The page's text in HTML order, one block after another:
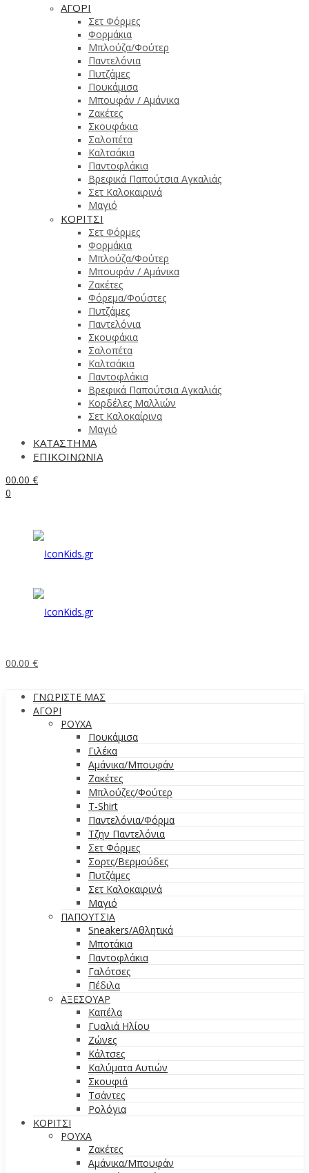
ΑΓΟΡΙ
Σετ Φόρμες
Φορμάκια
Μπλούζα/Φούτερ
Παντελόνια
Πυτζάμες
Πουκάμισα
Μπουφάν / Αμάνικα
Ζακέτες
Σκουφάκια
Σαλοπέτα
Καλτσάκια
Παντοφλάκια
Βρεφικά Παπούτσια Αγκαλιάς
Σετ Καλοκαιρινά
Μαγιό
ΚΟΡΙΤΣΙ
Σετ Φόρμες
Φορμάκια
Μπλούζα/Φούτερ
Μπουφάν / Αμάνικα
Ζακέτες
Φόρεμα/Φούστες
Πυτζάμες
Παντελόνια
Σκουφάκια
Σαλοπέτα
Καλτσάκια
Παντοφλάκια
Βρεφικά Παπούτσια Αγκαλιάς
Κορδέλες Μαλλιών
Σετ Καλοκαίρινα
Μαγιό
ΚΑΤΑΣΤΗΜΑ
ΕΠΙΚΟΙΝΩΝΙΑ
00.00 €
0
00.00 €
ΓΝΩΡΙΣΤΕ ΜΑΣ
ΑΓΟΡΙ
ΡΟΥΧΑ
Πουκάμισα
Γιλέκα
Αμάνικα/Μπουφάν
Ζακέτες
Μπλούζες/Φούτερ
T-Shirt
Παντελόνια/Φόρμα
Τζην Παντελόνια
Σετ Φόρμες
Σορτς/Βερμούδες
Πυτζάμες
Σετ Καλοκαιρινά
Μαγιό
ΠΑΠΟΥΤΣΙΑ
Sneakers/Aθλητικά
Μποτάκια
Παντοφλάκια
Γαλότσες
Πέδιλα
ΑΞΕΣΟΥΑΡ
Καπέλα
Γυαλιά Ηλίου
Ζώνες
Κάλτσες
Καλύματα Αυτιών
Σκουφιά
Τσάντες
Ρολόγια
ΚΟΡΙΤΣΙ
ΡΟΥΧΑ
Ζακέτες
Αμάνικα/Μπουφάν